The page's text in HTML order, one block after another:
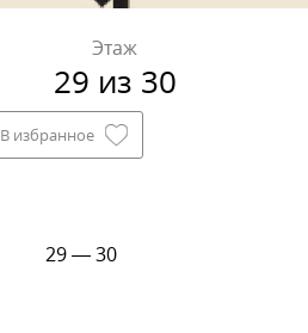
Этаж
29 из 30
В избранное
29 — 30